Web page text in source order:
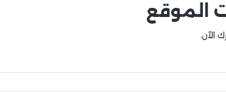
الموقع
الآن.